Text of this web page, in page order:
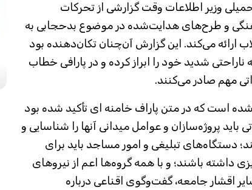
وزیر اطلاعات وقت گزارشی از تحرکات
و طرح‌های هدایت‌شده در موضوع بدحجابی به
ارائه می‌کند. این گزارش آن‌چنان تکان‌دهنده بود
شدید خود را ابراز کرده و در پارافی خطاب
مهم صادر می‌کنند.
است که در متن پاراف خامنه ای تأکید شده بود
باید پروژه‌سازان و عوامل میدانی آنها را شناسایی و
دستگاه‌های تبلیغی و امور مساجد باید برای
داشته باشند؛ و با همه گروه‌ها اعم از نیرو‌های
اقشار جامعه، گفت‌وگوی اقناعی درباره